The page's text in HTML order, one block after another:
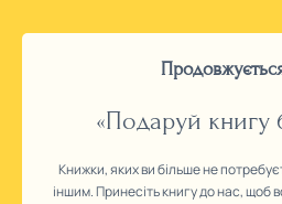
«Подаруй книгу
Книжки, яких ви більше не
іншим. Принесіть книгу до нас, щоб